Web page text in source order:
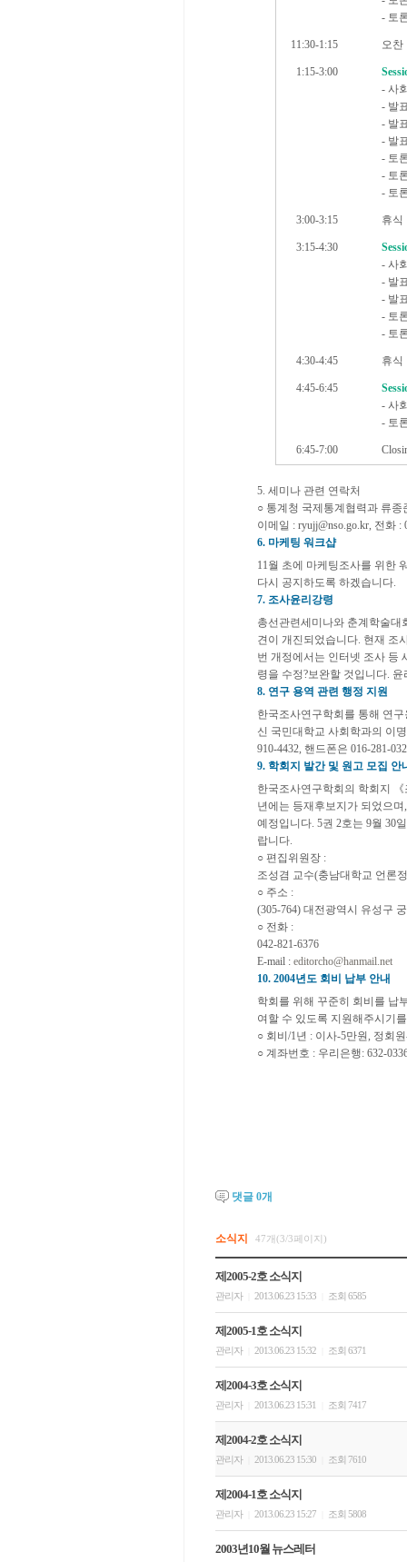
- 토
11:30-1:15 오찬
1:15-3:00
- 사
- 발
- 발
- 발
- 토
- 토
- 토
3:00-3:15 휴식
3:15-4:30
- 사
- 발
- 발
- 토
- 토
4:30-4:45 휴식
4:45-6:45
- 사
- 토
6:45-7:00
5. 세미나 관련 연락처
○ 통계청 국제통계협력과 류종
이메일 : ryujj@nso.go.kr, 전화 :
6. 마케팅 워크샵
11월 초에 마케팅조사를 위한
다시 공지하도록 하겠습니다.
7. 조사윤리강령
총선관련세미나와 춘계학술대
견이 개진되었습니다. 현재 조
번 개정에서는 인터넷 조사 등
령을 수정?보완할 것입니다.
8. 연구 용역 관련 행정 지원
한국조사연구학회를 통해 연
신 국민대학교 사회학과의 이
910-4432, 핸드폰은 016-281-
9. 학회지 발간 및 원고 모집 안
한국조사연구학회의 학회지
년에는 등재후보지가 되었으
예정입니다. 5권 2호는 9월 30
랍니다.
○ 편집위원장 :
조성겸 교수(충남대학교 언론
○ 주소 :
(305-764) 대전광역시 유성구
○ 전화 :
042-821-6376
E-mail : editorcho@hanmail.net
10. 2004년도 회비 납부 안내
학회를 위해 꾸준히 회비를 납
여할 수 있도록 지원해주시기
○ 회비/1년 : 이사-5만원, 정회
○ 계좌번호 : 우리은행: 632-
댓글 0개
소식지 47개(3/3페이지)
제2005-2호 소식지
관리자 2013.06.23 15:33 조회 6585
제2005-1호 소식지
관리자 2013.06.23 15:32 조회 6371
제2004-3호 소식지
관리자 2013.06.23 15:31 조회 7417
제2004-2호 소식지
관리자 2013.06.23 15:30 조회 7610
제2004-1호 소식지
관리자 2013.06.23 15:27 조회 5808
2003년10월 뉴스레터